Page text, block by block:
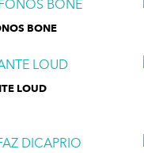
BONE
LOUD